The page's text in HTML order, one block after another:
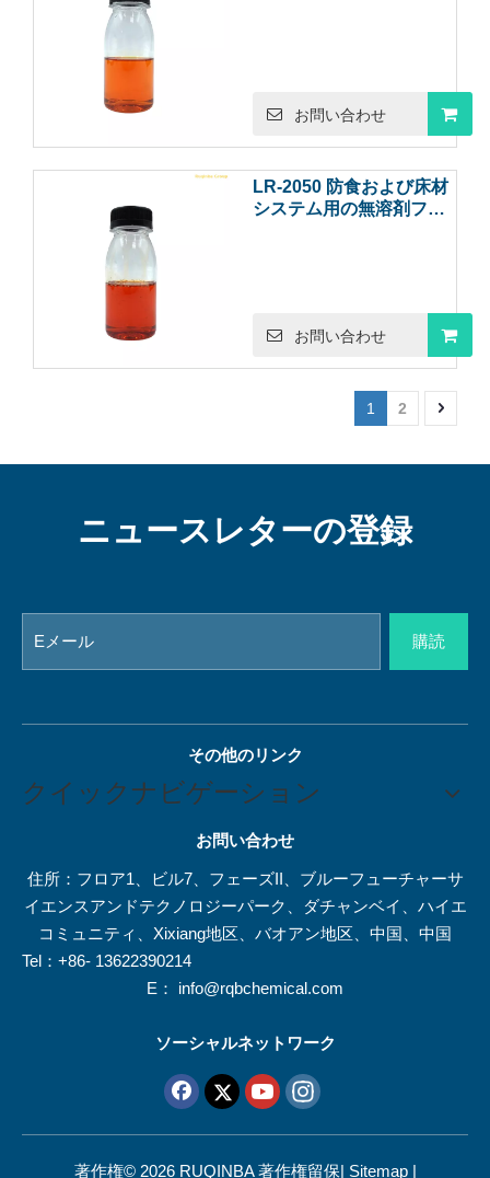
お問い合わせ
LR-2050 防食および床材
システム用の無溶剤フェ
お問い合わせ
1 2
ニュースレターの登録
購読
その他のリンク
クイックナビゲーション
お問い合わせ
住所：フロア1、ビル7、フェーズII、ブルーフューチャーサ
イエンスアンドテクノロジーパーク、ダチャンベイ、ハイエ
コミュニティ、Xixiang地区、バオアン地区、中国、中国
Tel：+86- 13622390214
E： info@rqbchemical.com
ソーシャルネットワーク
著作権© 2026RUQINBA 著作権留保| Sitemap|